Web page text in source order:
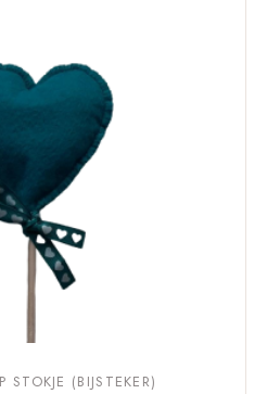
STOKJE (BIJSTEKER)